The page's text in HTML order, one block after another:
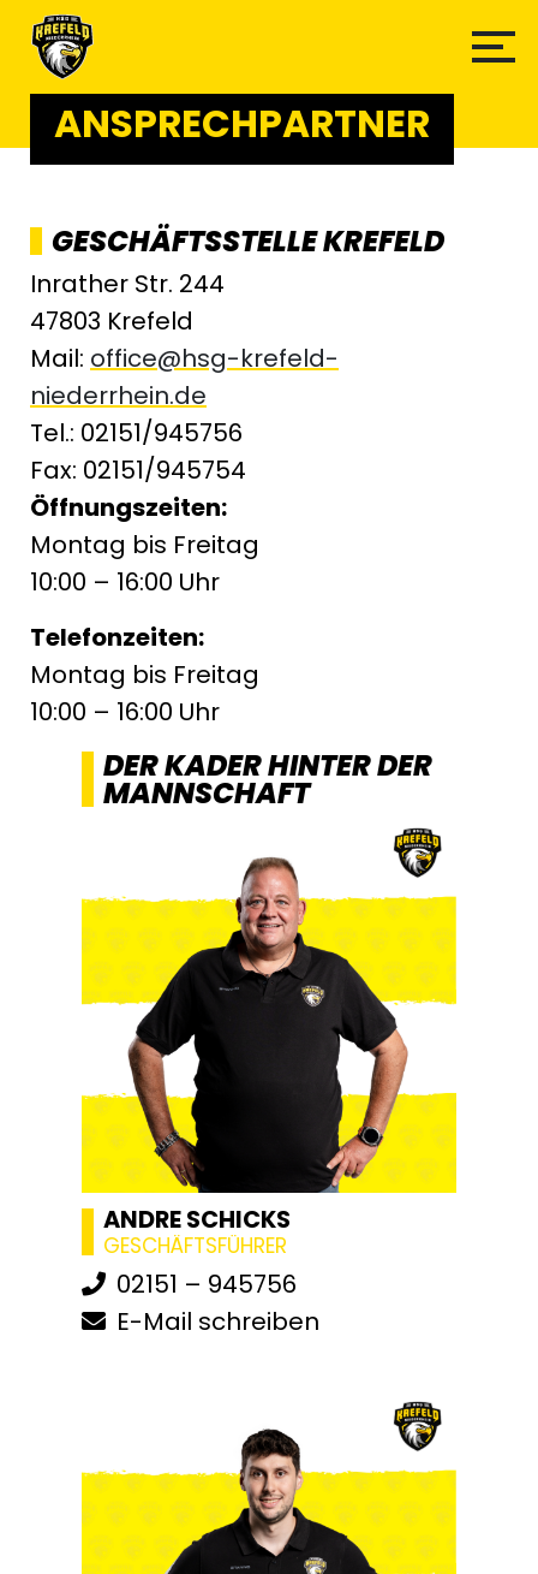
ANSPRECHPARTNER
GESCHÄFTSSTELLE KREFELD
Inrather Str. 244
47803 Krefeld
Mail: office@hsg-krefeld-
niederrhein.de
Tel.: 02151/945756
Fax: 02151/945754
Öffnungszeiten:
Montag bis Freitag
10:00 – 16:00 Uhr
Telefonzeiten:
Montag bis Freitag
10:00 – 16:00 Uhr
DER KADER HINTER DER
MANNSCHAFT
ANDRE SCHICKS
GESCHÄFTSFÜHRER
02151 – 945756
E-Mail schreiben